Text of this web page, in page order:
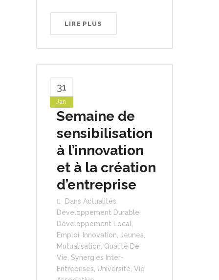
LIRE PLUS
31
Jan
Semaine de
sensibilisation
à l’innovation
et à la création
d’entreprise
Dans Actualités
Développement Durable
Développement Local
Emploi Innovation Jeunes
Mutualisation Qualité De
Vie Synergies Inter-
Entreprises Université Vie